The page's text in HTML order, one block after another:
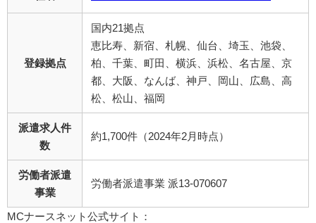
登録拠点
国内21拠点
恵比寿、新宿、札幌、仙台、埼玉、池袋、
柏、千葉、町田、横浜、浜松、名古屋、京
都、大阪、なんば、神戸、岡山、広島、高
松、松山、福岡
派遣求人件
数
約1,700件（2024年2月時点）
労働者派遣
事業
労働者派遣事業 派13-070607
MCナースネット公式サイト：